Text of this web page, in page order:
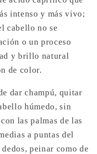
intenso y más vivo;
cabello no se
o un proceso
y brillo natural
de color.
dar champú, quitar
húmedo, sin
las palmas de las
a puntas del
peinar como de